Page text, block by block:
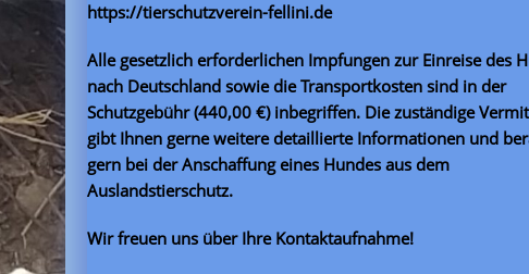
https://tierschutzverein-fellini.de
Alle gesetzlich erforderlichen Impfungen zur Einreise des
nach Deutschland sowie die Transportkosten sind in der
Schutzgebühr (440,00 €) inbegriffen. Die zuständige
gibt Ihnen gerne weitere detaillierte Informationen und
gern bei der Anschaffung eines Hundes aus dem
Auslandstierschutz.
Wir freuen uns über Ihre Kontaktaufnahme!